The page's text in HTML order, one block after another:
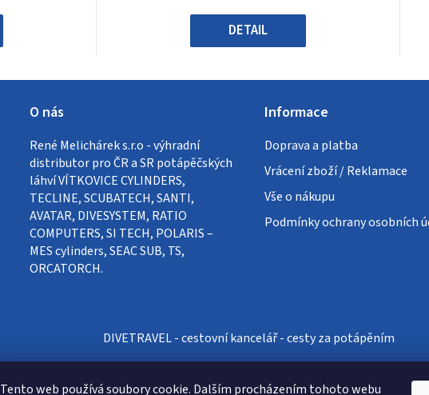
Tento web používá soubory cookie. Dalším procházením tohoto webu
5
hvězdiček.
DETAIL
O nás
René Melichárek s.r.o - výhradní
distributor pro ČR a SR potápěčských
láhví VÍTKOVICE CYLINDERS,
TECLINE, SCUBATECH, SANTI,
AVATAR, DIVESYSTEM, RATIO
COMPUTERS, SI TECH, POLARIS –
MES cylinders, SEAC SUB, TS,
ORCATORCH.
Informace
Doprava a platba
Vrácení zboží / Reklamace
Vše o nákupu
Podmínky ochrany osobních
DIVETRAVEL - cestovní kancelář - cesty za potápěním